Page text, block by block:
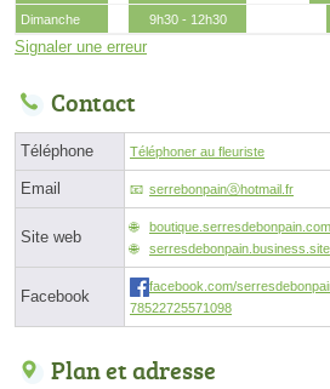
Dimanche
9h30 - 12h30
Signaler une erreur
Contact
Téléphone Téléphoner au fleuriste
Email serrebonpainⓐhotmail.fr
Site web
serresdebonpain.business.site
Facebook
facebook.com/
78522725571098
Plan et adresse